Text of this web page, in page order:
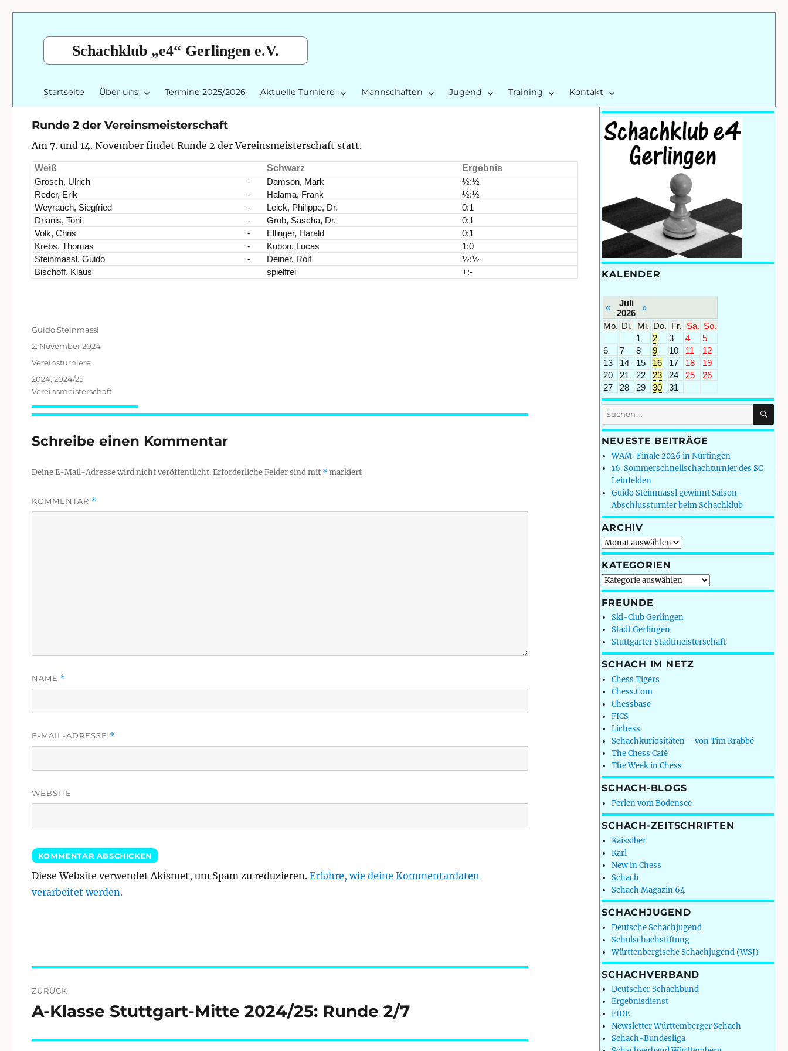
Schachklub „e4“ Gerlingen e.V.
Startseite Über uns Termine 2025/2026 Aktuelle Turniere Mannschaften Jugend Training Kontakt
Runde 2 der Vereinsmeisterschaft
Am 7. und 14. November findet Runde 2 der Vereinsmeisterschaft statt.
Weiß Schwarz
Ergebnis
Grosch, Ulrich
- Damson, Mark
½:½
Reder, Erik
- Halama, Frank
½:½
Weyrauch, Siegfried
- Leick, Philippe, Dr.
0:1
Drianis, Toni
- Grob, Sascha, Dr.
0:1
Volk, Chris
- Ellinger, Harald
0:1
Krebs, Thomas
- Kubon, Lucas
1:0
Steinmassl, Guido
- Deiner, Rolf
½:½
Bischoff, Klaus
spielfrei +:-
Autor
Guido Steinmassl
Veröffentlicht
am
2. November 2024
Kategorien
Vereinsturniere
Schlagwörter
2024, 2024/25,
Vereinsmeisterschaft
Schreibe einen Kommentar
Deine E-Mail-Adresse wird nicht veröffentlicht. Erforderliche Felder sind mit *markiert
KOMMENTAR *
NAME *
E-MAIL-ADRESSE *
WEBSITE
Diese Website verwendet Akismet, um Spam zu reduzieren. Erfahre, wie deine Kommentardaten
verarbeitet werden.
ZURÜCK
Vorheriger
A-Klasse Stuttgart-Mitte 2024/25: Runde 2/7
KALENDER
«
Juli
2026
»
Mo. Di. Mi. Do. Fr. Sa. So.
1
2 3 4
5
6
7 8 9 10 11
12
13
14 15 16 17 18
19
20
21 22 23 24 25
26
27
28 29 30 31
Suchen
nach:
NEUESTE BEITRÄGE
WAM-Finale 2026 in Nürtingen
16. Sommerschnellschachturnier des SC
Leinfelden
Guido Steinmassl gewinnt Saison-
Abschlussturnier beim Schachklub
ARCHIV
Archiv
KATEGORIEN
Kategorien
FREUNDE
Ski-Club Gerlingen
Stadt Gerlingen
Stuttgarter Stadtmeisterschaft
SCHACH IM NETZ
Chess Tigers
Chess.Com
Chessbase
FICS
Lichess
Schachkuriositäten – von Tim Krabbé
The Chess Café
The Week in Chess
SCHACH-BLOGS
Perlen vom Bodensee
SCHACH-ZEITSCHRIFTEN
Kaissiber
Karl
New in Chess
Schach
Schach Magazin 64
SCHACHJUGEND
Deutsche Schachjugend
Schulschachstiftung
Württenbergische Schachjugend (WSJ)
SCHACHVERBAND
Deutscher Schachbund
Ergebnisdienst
FIDE
Newsletter Württemberger Schach
Schach-Bundesliga